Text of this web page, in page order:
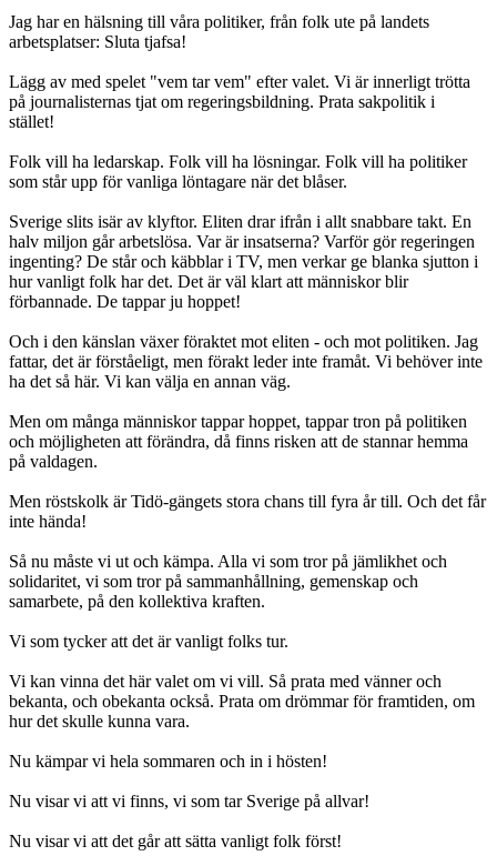
Jag har en hälsning till våra politiker, från folk ute på landets
arbetsplatser: Sluta tjafsa!
Lägg av med spelet "vem tar vem" efter valet. Vi är innerligt trötta
på journalisternas tjat om regeringsbildning. Prata sakpolitik i
stället!
Folk vill ha ledarskap. Folk vill ha lösningar. Folk vill ha politiker
som står upp för vanliga löntagare när det blåser.
Sverige slits isär av klyftor. Eliten drar ifrån i allt snabbare takt. En
halv miljon går arbetslösa. Var är insatserna? Varför gör regeringen
ingenting? De står och käbblar i TV, men verkar ge blanka sjutton i
hur vanligt folk har det. Det är väl klart att människor blir
förbannade. De tappar ju hoppet!
Och i den känslan växer föraktet mot eliten - och mot politiken. Jag
fattar, det är förståeligt, men förakt leder inte framåt. Vi behöver inte
ha det så här. Vi kan välja en annan väg.
Men om många människor tappar hoppet, tappar tron på politiken
och möjligheten att förändra, då finns risken att de stannar hemma
på valdagen.
Men röstskolk är Tidö-gängets stora chans till fyra år till. Och det får
inte hända!
Så nu måste vi ut och kämpa. Alla vi som tror på jämlikhet och
solidaritet, vi som tror på sammanhållning, gemenskap och
samarbete, på den kollektiva kraften.
Vi som tycker att det är vanligt folks tur.
Vi kan vinna det här valet om vi vill. Så prata med vänner och
bekanta, och obekanta också. Prata om drömmar för framtiden, om
hur det skulle kunna vara.
Nu kämpar vi hela sommaren och in i hösten!
Nu visar vi att vi finns, vi som tar Sverige på allvar!
Nu visar vi att det går att sätta vanligt folk först!